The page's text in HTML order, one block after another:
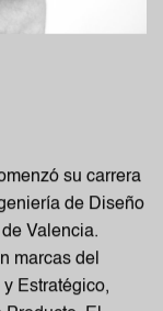
su carrera
de Diseño
Valencia.
marcas del
Estratégico,